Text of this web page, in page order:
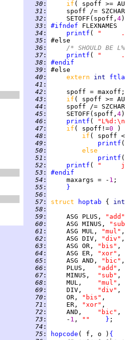
  30
:
if
  31
:
  32
:
     SETOFF(spoff,
4
  33
: #ifndef
  34
: printf (
  35
:
  36
:
/* SHOULD
  37
: printf (
  38
:
#endif
  39
:
  40
: extern int
  41
:
  42
:
  43
:
if
  44
:
  45
:
     SETOFF(spoff,
4
  46
: printf (
  47
: if ( spoff!=0
  48
: if ( spoff
  49
: printf
  50
:
else
  51
: printf
  52
: printf (
  53
:
#endif
  54
:
     maxargs = -
1
  55
:
}
  56
:
  57
: struct hoptab {
  58
:
  59
:
     ASG PLUS,
"add"
  60
:
     ASG MINUS,
  61
:
     ASG MUL,
"mul"
  62
:
     ASG DIV,
"div"
  63
:
     ASG OR,
"bis"
  64
:
     ASG ER,
"xor"
  65
:
     ASG AND,
"bic"
  66
:
     PLUS,
"add"
  67
:
     MINUS,
"sub"
  68
:
     MUL,
"mul"
  69
:
     DIV,
"div"
  70
:
     OR,
"bis"
  71
:
     ER,
"xor"
  72
:
     AND,
"bic"
  73
:
     -
1 , "" }
  74
:
  75
: hopcode ( f, o ) {